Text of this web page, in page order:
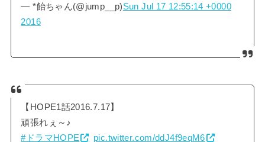
— *飴ちゃん(@jump__p)Sun Jul 17 12:55:14 +0000
2016
【HOPE1話2016.7.17】
頑張れぇ～♪
#ドラマHOPE
pic.twitter.com/ddJ4f9eqM6